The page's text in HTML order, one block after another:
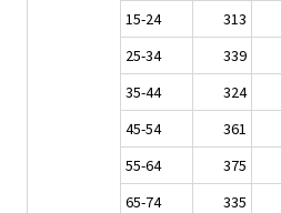
15-24
313
25-34
339
35-44
324
45-54
361
55-64
375
65-74
335